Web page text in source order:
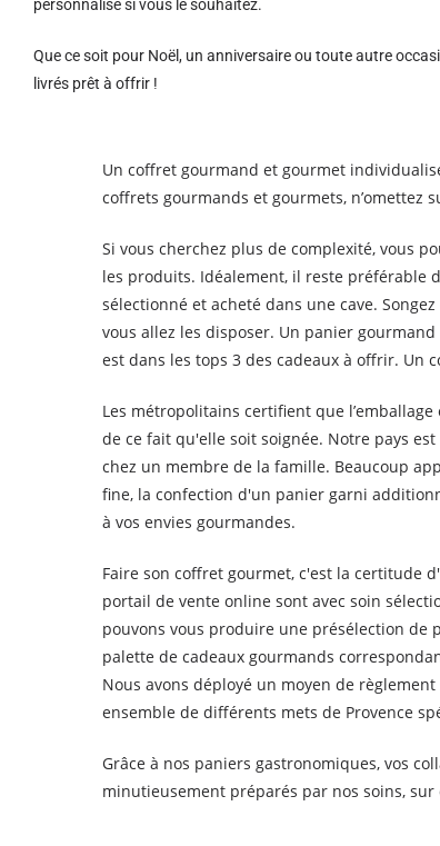
personnalisé si vous le souhaitez.
Que ce soit pour Noël, un anniversaire ou toute autre
livrés prêt à offrir !
Un coffret gourmand et gourmet
coffrets gourmands et gourmets,
Si vous cherchez plus de complexité, vous
les produits. Idéalement, il reste préférable
sélectionné et acheté dans une cave.
vous allez les disposer. Un panier
est dans les tops 3 des cadeaux à offrir. Un
Les métropolitains certifient que
de ce fait qu'elle soit soignée. Notre pays
chez un membre de la famille. Beaucoup
fine, la confection d'un panier garni
à vos envies gourmandes.
Faire son coffret gourmet, c'est la certitude
portail de vente online sont avec soin
pouvons vous produire une présélection de
palette de cadeaux gourmands
Nous avons déployé un moyen de
ensemble de différents mets de Provence
Grâce à nos paniers gastronomiques, vos
minutieusement préparés par nos soins,